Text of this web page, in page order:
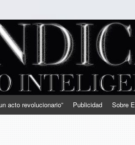
acto revolucionario” Publicidad Sobre